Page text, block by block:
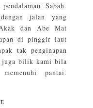
Sabah.
jalan yang
dan Abe Mat
di pinggir laut
tak penginapan
juga bilik kami bila
pantai.